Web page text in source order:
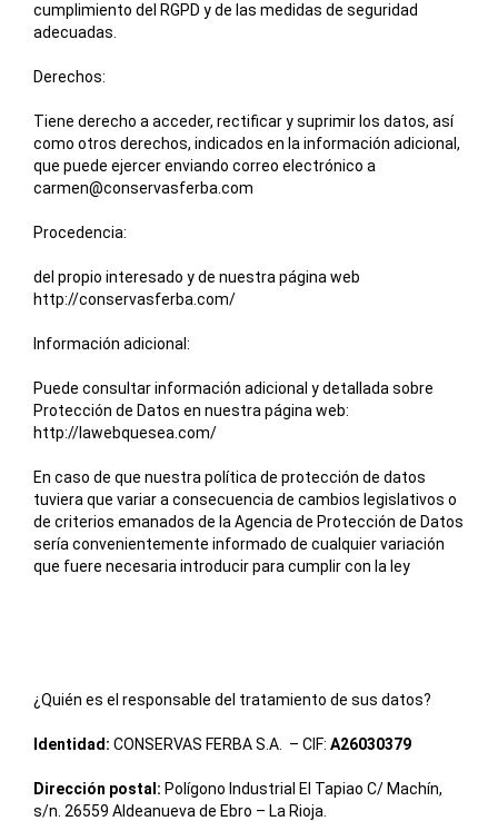
cumplimiento del RGPD y de las medidas de seguridad
adecuadas.
Derechos:
Tiene derecho a acceder, rectificar y suprimir los datos, así
como otros derechos, indicados en la información adicional,
que puede ejercer enviando correo electrónico a
carmen@conservasferba.com
Procedencia:
del propio interesado y de nuestra página web
http://conservasferba.com/
Información adicional:
Puede consultar información adicional y detallada sobre
Protección de Datos en nuestra página web:
http://lawebquesea.com/
En caso de que nuestra política de protección de datos
tuviera que variar a consecuencia de cambios legislativos o
de criterios emanados de la Agencia de Protección de Datos
sería convenientemente informado de cualquier variación
que fuere necesaria introducir para cumplir con la ley
¿Quién es el responsable del tratamiento de sus datos?
Identidad: CONSERVAS FERBA S.A. – CIF: A26030379
Dirección postal: Polígono Industrial El Tapiao C/ Machín,
s/n. 26559 Aldeanueva de Ebro – La Rioja.